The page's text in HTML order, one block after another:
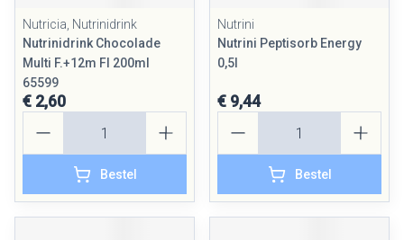
Nutricia, Nutrinidrink
Nutrinidrink Chocolade
Multi F.+12m Fl 200ml
65599
€ 2,60
Bestel
Nutrini
Nutrini Peptisorb Energy
0,5l
€ 9,44
Bestel